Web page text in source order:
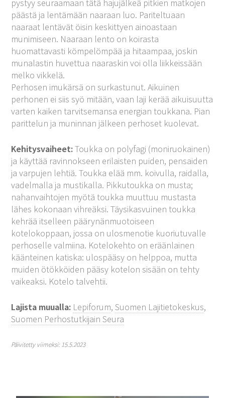
pystyy seuraamaan tätä hajujälkeä pitkien matkojen
päästä ja lentämään naaraan luo. Pariteltuaan
naaraat lentävät öisin keskittyen ainoastaan
munimiseen. Naaraan lento on koirasta
huomattavasti kömpelömpää ja hitaampaa, joskin
munalastin huvettua naaraskin voi olla liikkeissään
melko vikkelä.
Perhosen imukärsä on surkastunut. Aikuinen
perhonen ei siis syö mitään, vaan laji kerää aikuisuutta
varten kaiken tarvitsemansa energian toukkana. Pian
parittelun ja muninnan jälkeen perhoset kuolevat.
Kehitysvaiheet:Toukka on polyfagi (moniruokainen)
ja käyttää ravinnokseen erilaisten puiden, pensaiden
ja varpujen lehtiä. Toukka elää mm. koivulla, raidalla,
vadelmalla ja mustikalla. Pikkutoukka on musta;
nahanvaihtojen myötä toukka muuttuu mustasta
lähes kokonaan vihreäksi. Täysikasvuinen toukka
kehrää itselleen päärynänmuotoiseen
kotelokoppaan, jossa on ulosmenotie kuoriutuvalle
perhoselle valmiina. Kotelokehto on eräänlainen
käänteinen katiska: ulospääsy on helppoa, mutta
muiden ötökköiden pääsy kotelon sisään on tehty
vaikeaksi. Kotelo talvehtii.
Lajista muualla: Lepiforum,Suomen Lajitietokeskus,
Suomen Perhostutkijain Seura
Päivitetty viimeksi: 15.5.2023